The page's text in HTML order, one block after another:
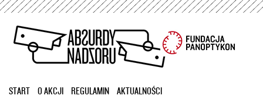
Przejdź
treści
START O AKCJI REGULAMIN
AKTUALNOŚCI